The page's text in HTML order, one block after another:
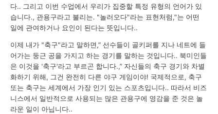
다.. 그리고 이번 수업에서 우리가 집중할 특정 유형의 언어가 있
습니다., 관용구라고 불리는. "놀러오다"라는 표현처럼,"는 어떤
일에 관여하거나 요인이 된다는 뜻입니다..
이제 내가 "축구"라고 말하면,” 선수들이 골키퍼를 지나 네트에 들
어가는 둥근 공을 가지고 하는 경기를 말하는 것입니다.. 북미인들
은 이것을 '축구'라고 부르곤 합니다.,” 자신들의 축구 경기와 차별
화하기 위해, 그건 완전히 다른 야구 게임이야! 국제적으로, 축구
또는 축구는 세계에서 가장 인기 있는 스포츠입니다.. 따라서 비즈
니스에서 일반적으로 사용되는 많은 관용구에 영감을 준 것은 놀
라운 일이 아닙니다..